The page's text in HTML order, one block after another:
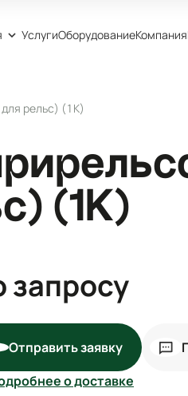
УслугиОборудованиеКомпания
рельс) (1К)
(1К)
запросу
Отправить заявку
о доставке